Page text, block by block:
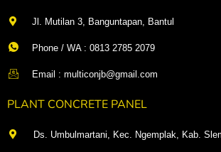
Jl. Mutilan 3, Banguntapan, Bantul
Phone / WA : 0813 2785 2079
Email : multiconjb@gmail.com
PLANT CONCRETE PANEL
Ds. Umbulmartani, Kec. Ngemplak, Kab.